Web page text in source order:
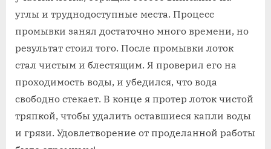
углы и труднодоступные места. Процесс
промывки занял достаточно много времени, но
результат стоил того. После промывки лоток
стал чистым и блестящим. Я проверил его на
проходимость воды, и убедился, что вода
свободно стекает. В конце я протер лоток чистой
тряпкой, чтобы удалить оставшиеся капли воды
и грязи. Удовлетворение от проделанной работы